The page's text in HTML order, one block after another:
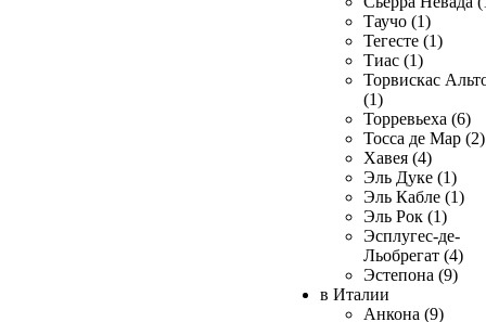
Таучо (1)
Тегесте (1)
Тиас (1)
Торвискас
(1)
Торревьеха (6)
Тосса де Мар (2)
Хавея (4)
Эль Дуке (1)
Эль Кабле (1)
Эль Рок (1)
Эсплугес-де-
Льобрегат (4)
Эстепона (9)
в Италии
Анкона (9)